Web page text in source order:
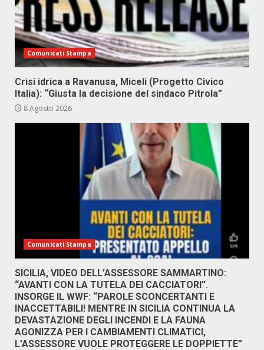
Comunicati Stampa
Crisi idrica a Ravanusa, Miceli (Progetto Civico
Italia): “Giusta la decisione del sindaco Pitrola”
8 Agosto 2026
Comunicati Stampa
SICILIA, VIDEO DELL’ASSESSORE SAMMARTINO:
“AVANTI CON LA TUTELA DEI CACCIATORI”.
INSORGE IL WWF: “PAROLE SCONCERTANTI E
INACCETTABILI! MENTRE IN SICILIA CONTINUA LA
DEVASTAZIONE DEGLI INCENDI E LA FAUNA
AGONIZZA PER I CAMBIAMENTI CLIMATICI,
L’ASSESSORE VUOLE PROTEGGERE LE DOPPIETTE”